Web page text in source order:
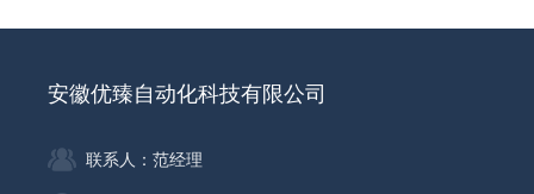
安徽优臻自动化科技有限公司
联系人：范经理